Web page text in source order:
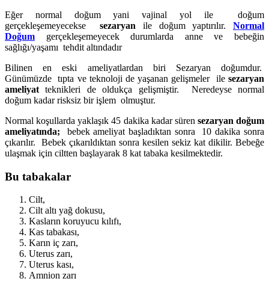
Eğer normal doğum yani vajinal yol ile doğum
gerçekleşemeyeceksesezaryan ile doğum yaptırılır.Normal
Doğum gerçekleşemeyecek durumlarda anne ve bebeğin
sağlığı/yaşamı tehdit altındadır
Bilinen en eski ameliyatlardan biri Sezaryan doğumdur.
Günümüzde tıpta ve teknoloji de yaşanan gelişmeler ile sezaryan
ameliyat teknikleri de oldukça gelişmiştir. Neredeyse normal
doğum kadar risksiz bir işlem olmuştur.
Normal koşullarda yaklaşık 45 dakika kadar süren sezaryan doğum
ameliyatında;
bebek ameliyat başladıktan sonra 10 dakika sonra
çıkarılır. Bebek çıkarıldıktan sonra kesilen sekiz kat dikilir. Bebeğe
ulaşmak için ciltten başlayarak 8 kat tabaka kesilmektedir.
Bu tabakalar
Cilt,
Cilt altı yağ dokusu,
Kasların koruyucu kılıfı,
Kas tabakası,
Karın iç zarı,
Uterus zarı,
Uterus kası,
Amnion zarı